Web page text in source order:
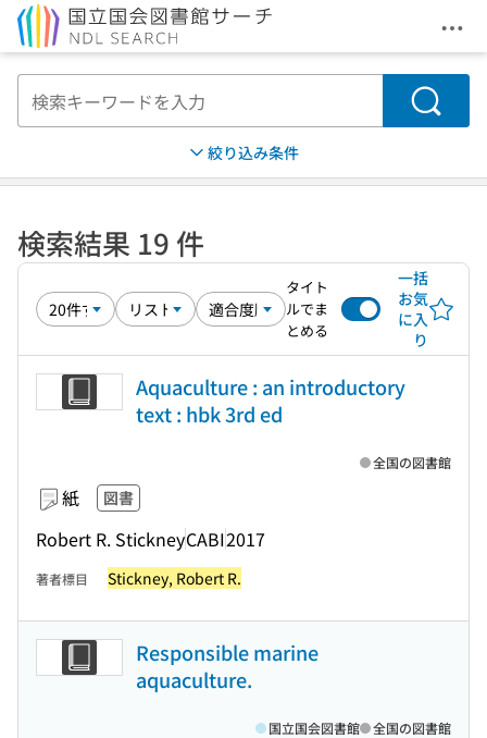
メ
検索
絞り込み条件
検索結果 19 件
タイト
ルでま
とめる
一括
お気
に入
り
Aquaculture : an introductory
text : hbk 3rd ed
紙 図書
Robert R. StickneyCABI2017
全国の図書館
著者標目 Stickney, Robert R.
Responsible marine
aquaculture.
国立国会図書館 全国の図書館